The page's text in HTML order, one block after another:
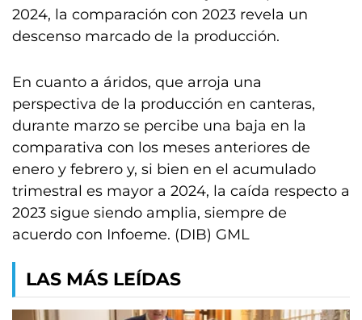
2024, la comparación con 2023 revela un
descenso marcado de la producción.
En cuanto a áridos, que arroja una
perspectiva de la producción en canteras,
durante marzo se percibe una baja en la
comparativa con los meses anteriores de
enero y febrero y, si bien en el acumulado
trimestral es mayor a 2024, la caída respecto a
2023 sigue siendo amplia, siempre de
acuerdo con Infoeme. (DIB) GML
LAS MÁS LEÍDAS